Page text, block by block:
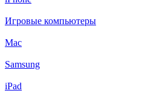
Игровые компьютеры
Mac
Samsung
iPad